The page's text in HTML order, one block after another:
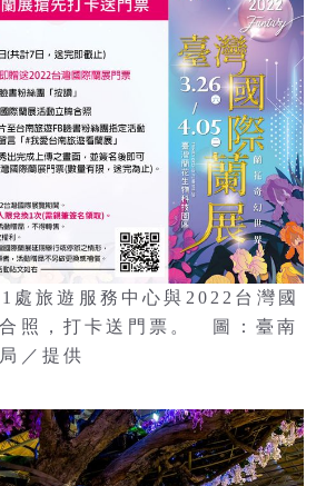
處旅遊服務中心與2022台灣國
照，打卡送門票。 圖：臺南
／提供